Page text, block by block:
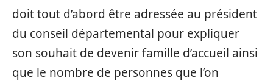
doit tout d’abord être adressée au président
du conseil départemental pour expliquer
son souhait de devenir famille d’accueil ainsi
que le nombre de personnes que l’on